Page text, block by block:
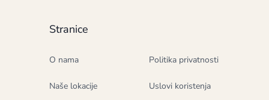
Stranice
O nama
Naše lokacije
Politika privatnosti
Uslovi koristenja